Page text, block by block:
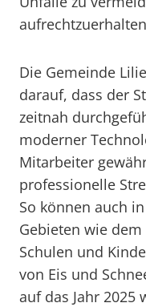
Die Gemeinde
darauf, dass der
zeitnah
moderner
Mitarbeiter
professionelle
So können auch
Gebieten wie
Schulen und
von Eis und
auf das Jahr 2025